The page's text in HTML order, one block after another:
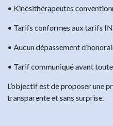
• Kinésithérapeutes
• Tarifs conformes aux tarifs
• Aucun dépassement
• Tarif communiqué avant
L’objectif est de proposer une
transparente et sans surprise.